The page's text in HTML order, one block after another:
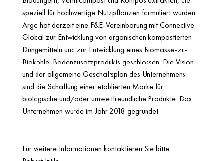
speziell für hochwertige Nutzpflanzen formuliert wurden.
Argo hat derzeit eine F&E-Vereinbarung mit Connective
Global zur Entwicklung von organischen kompostierten
Düngemitteln und zur Entwicklung eines Biomasse-zu-
Biokohle-Bodenzusatzprodukts geschlossen. Die Vision
und der allgemeine Geschäftsplan des Unternehmens
sind die Schaffung einer etablierten Marke für
biologische und/oder umweltfreundliche Produkte. Das
Unternehmen wurde im Jahr 2018 gegründet.
Für weitere Informationen kontaktieren Sie bitte: